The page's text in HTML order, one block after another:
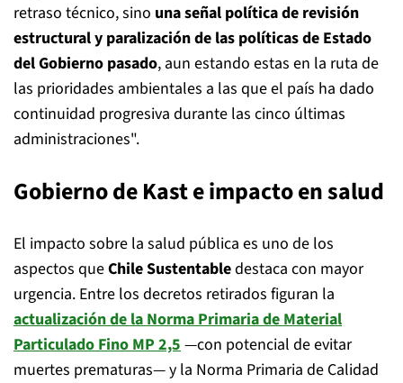
retraso técnico, sino una señal política de revisión
estructural y paralización de las políticas de Estado
del Gobierno pasado, aun estando estas en la ruta de
las prioridades ambientales a las que el país ha dado
continuidad progresiva durante las cinco últimas
administraciones".
Gobierno de Kast e impacto en salud
El impacto sobre la salud pública es uno de los
aspectos queChile Sustentabledestaca con mayor
urgencia. Entre los decretos retirados figuran la
actualización de la Norma Primaria de Material
Particulado Fino MP 2,5—con potencial de evitar
muertes prematuras— y la Norma Primaria de Calidad